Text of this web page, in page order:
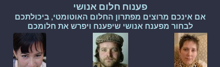
פענוח חלום אנושי
אם אינכם מרוצים מפתרון החלום האוטומטי, ביכולתכם
לבחור מפענח אנושי שיפענח ויפרש את חלומכם